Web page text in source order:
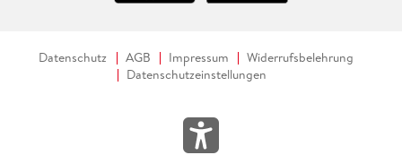
Datenschutz AGB Impressum
Widerrufsbelehrung
Datenschutzeinstellungen